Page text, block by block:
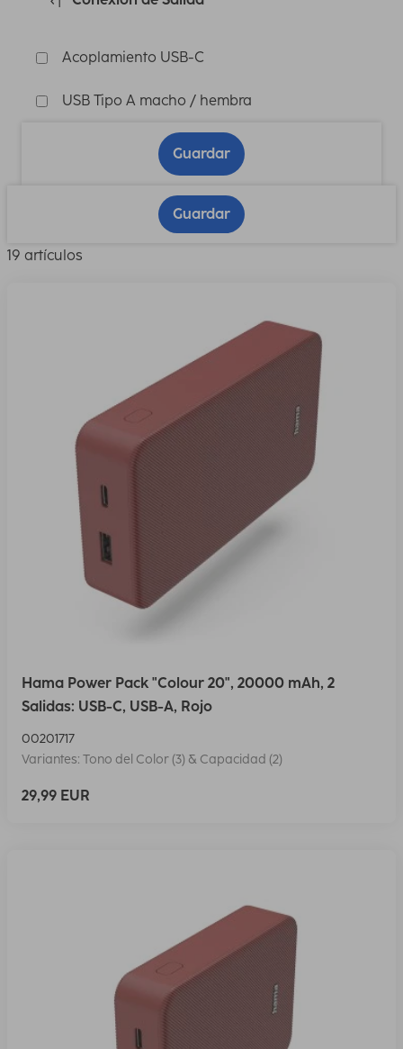
Acoplamiento USB-C
USB Tipo A macho / hembra
Guardar
Guardar
19 artículos
Hama Power Pack "Colour 20", 20000 mAh, 2
Salidas: USB-C, USB-A, Rojo
00201717
Variantes: Tono del Color (3) & Capacidad (2)
29,99 EUR